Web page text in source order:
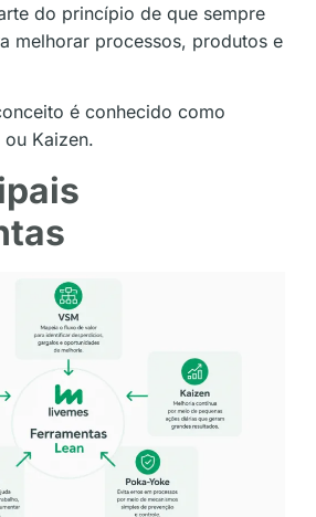
do princípio de que sempre
melhorar processos, produtos e
é conhecido como
Kaizen.